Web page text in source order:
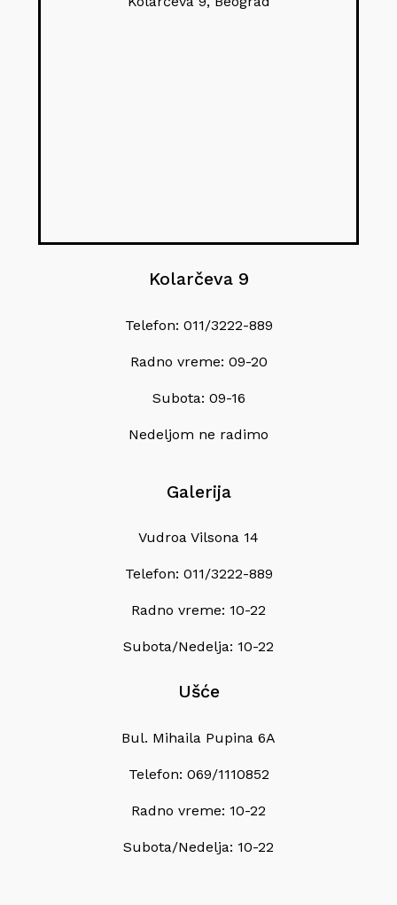
Kolarčeva 9
Telefon: 011/3222-889
Radno vreme: 09-20
Subota: 09-16
Nedeljom ne radimo
Galerija
Vudroa Vilsona 14
Telefon: 011/3222-889
Radno vreme: 10-22
Subota/Nedelja: 10-22
Ušće
Bul. Mihaila Pupina 6A
Telefon: 069/1110852
Radno vreme: 10-22
Subota/Nedelja: 10-22